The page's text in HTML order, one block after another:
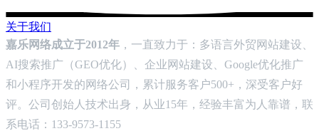
关于我们
嘉乐网络成立于2012年 ，一直致力于：多语言外贸网站建设、
AI搜索推广（GEO优化）、企业网站建设、Google优化推广
和小程序开发的网络公司，累计服务客户500+，深受客户好
评。公司创始人技术出身，从业15年，经验丰富为人靠谱，联
系电话：133-9573-1155